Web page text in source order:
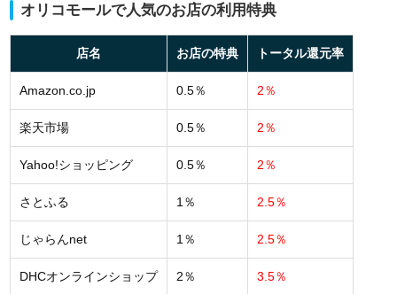
オリコモールで人気のお店の利用特典
店名 お店の特典 トータル還元率
Amazon.co.jp 0.5％ 2％
楽天市場 0.5％ 2％
Yahoo!ショッピング 0.5％ 2％
さとふる 1％ 2.5％
じゃらんnet 1％ 2.5％
DHCオンラインショップ 2％ 3.5％